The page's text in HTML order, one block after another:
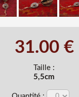
31.00 €
Taille :
5,5cm